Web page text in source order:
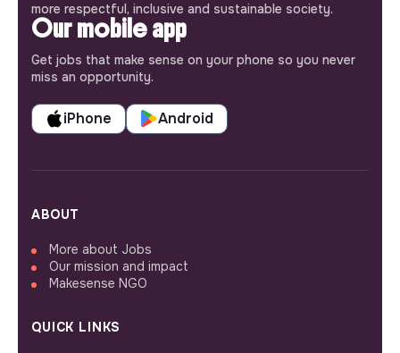
more respectful, inclusive and sustainable society.
Our mobile app
Get jobs that make sense on your phone so you never
miss an opportunity.
iPhone Android
ABOUT
More about Jobs
Our mission and impact
Makesense NGO
QUICK LINKS